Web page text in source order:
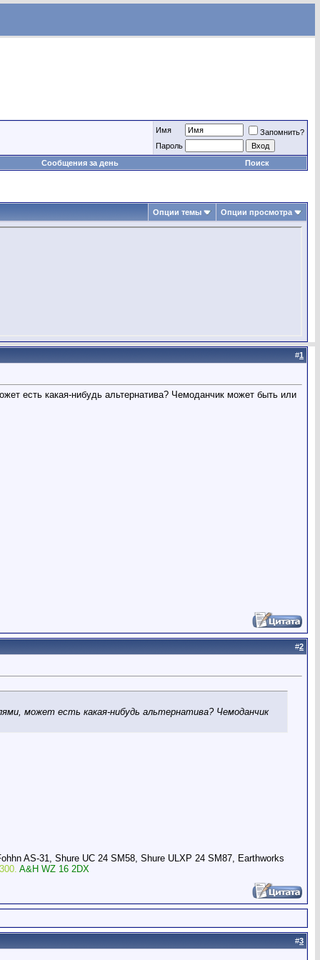
Имя
Запомнить?
Пароль
Сообщения за день
Поиск
Опции темы Опции просмотра
#1
есть какая-нибудь альтернатива? Чемоданчик может быть или
#2
может есть какая-нибудь альтернатива? Чемоданчик
AS-31, Shure UC 24 SM58, Shure ULXP 24 SM87, Earthworks
A&H WZ 16 2DX
#3